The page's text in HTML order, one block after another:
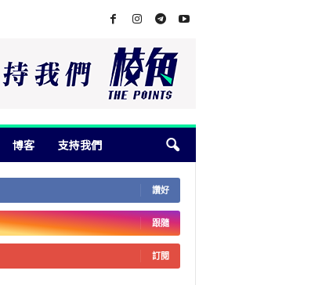
博客 支持我們
讚好
跟隨
訂閱